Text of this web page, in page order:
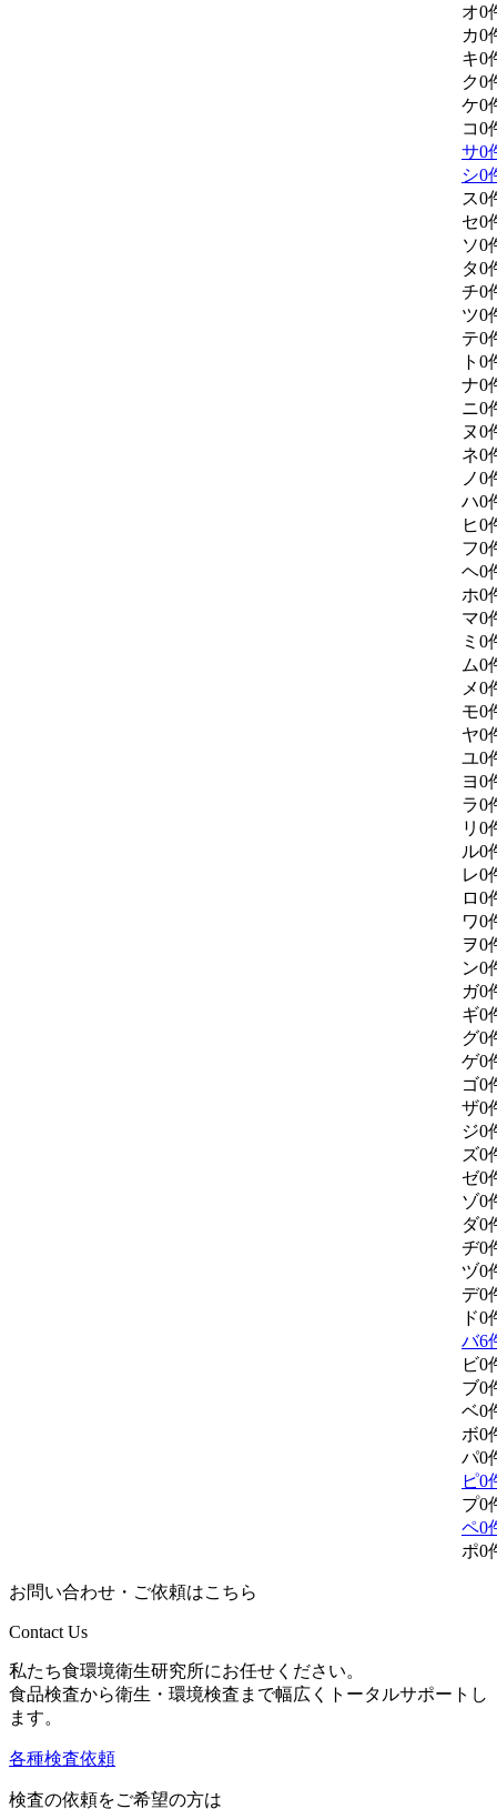
オ0
カ0
キ0
ク0
ケ0
コ0
サ0
シ0
ス0
セ0
ソ0
タ0
チ0
ツ0
テ0
ト 0
ナ0
ニ0
ヌ0
ネ0
ノ0
ハ0
ヒ0
フ0
ヘ0
ホ0
マ0
ミ 0
ム0
メ0
モ0
ヤ0
ユ0
ヨ0
ラ0
リ 0
ル0
レ0
ロ0
ワ0
ヲ0
ン0
ガ0
ギ0
グ0
ゲ0
ゴ0
ザ0
ジ0
ズ0
ゼ0
ゾ0
ダ0
ヂ0
ヅ0
デ0
ド0
バ6
ビ0
ブ0
ベ0
ボ0
パ0
ピ0
プ0
ペ0
ポ0
お問い合わせ・ご依頼はこちら
Contact Us
私たち食環境衛生研究所にお任せください。
食品検査から衛生・環境検査まで幅広くトータルサポートし
ます。
各種検査依頼
検査の依頼をご希望の方は